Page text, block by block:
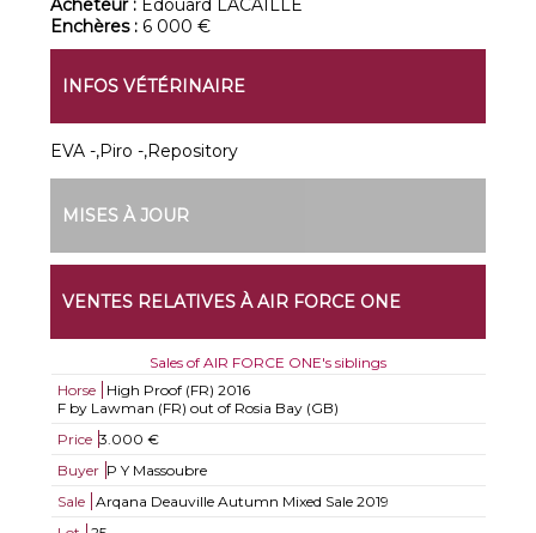
Acheteur : Edouard LACAILLE
Enchères : 6 000 €
INFOS VÉTÉRINAIRE
EVA -,Piro -,Repository
MISES À JOUR
VENTES RELATIVES À AIR FORCE ONE
Sales of AIR FORCE ONE's siblings
Horse
High Proof (FR) 2016
F by Lawman (FR) out of Rosia Bay (GB)
Price 3.000 €
Buyer P Y Massoubre
Sale
Arqana Deauville Autumn Mixed Sale 2019